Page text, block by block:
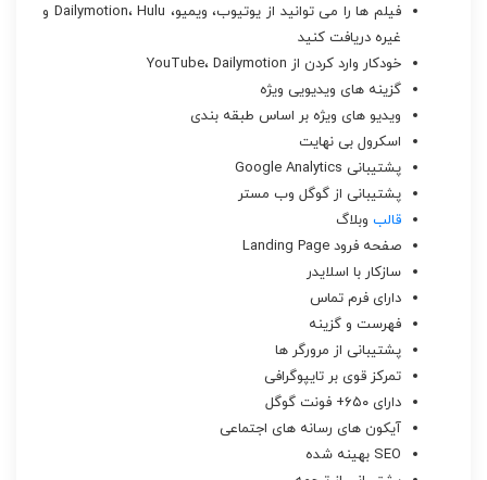
فیلم ها را می توانید از یوتیوب، ویمیو، Dailymotion، Hulu و
غیره دریافت کنید
خودکار وارد کردن از YouTube، Dailymotion
گزینه های ویدیویی ویژه
ویدیو های ویژه بر اساس طبقه بندی
اسکرول بی نهایت
پشتیبانی Google Analytics
پشتیبانی از گوگل وب مستر
قالب وبلاگ
صفحه فرود Landing Page
سازکار با اسلایدر
دارای فرم تماس
فهرست و گزینه
پشتیبانی از مرورگر ها
تمرکز قوی بر تایپوگرافی
دارای ۶۵۰+ فونت گوگل
آیکون های رسانه های اجتماعی
SEO بهینه شده